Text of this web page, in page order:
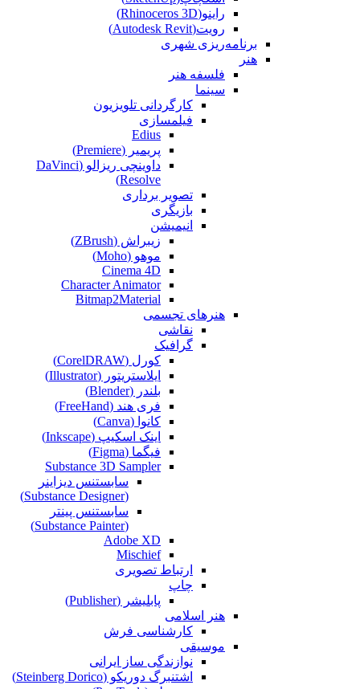
راینو(Rhinoceros 3D)
رویت(Autodesk Revit)
برنامه‌ریزی شهری
هنر
فلسفه هنر
سینما
کارگردانی تلویزیون
فیلمسازی
Edius
پریمیر (Premiere)
داوینچی ریزالو (DaVinci
Resolve)
تصویر برداری
بازیگری
انیمیشن
زیبراش (ZBrush)
موهو (Moho)
Cinema 4D
Character Animator
Bitmap2Material
هنرهای تجسمی
نقاشی‌
گرافیک
کورل (CorelDRAW)
ایلاستریتور (Illustrator)
بلندر (Blender)
فری هند (FreeHand)
کانوا (Canva)
اینک اسکیپ (Inkscape)
فیگما (Figma‎)
Substance 3D Sampler
سابستنس دیزاینر
(Substance Designer)
سابستنس پینتر
(Substance Painter)
Adobe XD
Mischief
ارتباط تصویری
چاپ
پابلیشر (Publisher)
هنر اسلامی
کارشناسی فرش
موسیقی
نوازندگی ساز ایرانی
اشتنبرگ دوریکو (Steinberg Dorico)